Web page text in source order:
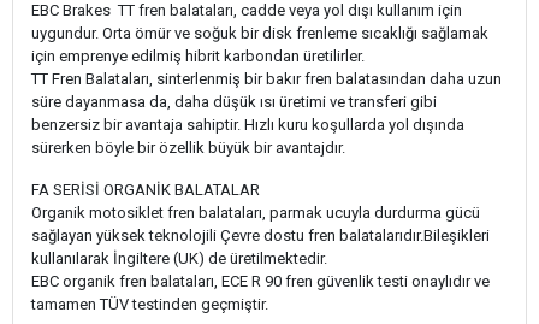
EBC Brakes TT fren balataları, cadde veya yol dışı kullanım için
uygundur. Orta ömür ve soğuk bir disk frenleme sıcaklığı sağlamak
için emprenye edilmiş hibrit karbondan üretilirler.
TT Fren Balataları, sinterlenmiş bir bakır fren balatasından daha uzun
süre dayanmasa da, daha düşük ısı üretimi ve transferi gibi
benzersiz bir avantaja sahiptir. Hızlı kuru koşullarda yol dışında
sürerken böyle bir özellik büyük bir avantajdır.
FA SERİSİ ORGANİK BALATALAR
Organik motosiklet fren balataları, parmak ucuyla durdurma gücü
sağlayan yüksek teknolojili Çevre dostu fren balatalarıdır.Bileşikleri
kullanılarak İngiltere (UK) de üretilmektedir.
EBC organik fren balataları, ECE R 90 fren güvenlik testi onaylıdır ve
tamamen TÜV testinden geçmiştir.